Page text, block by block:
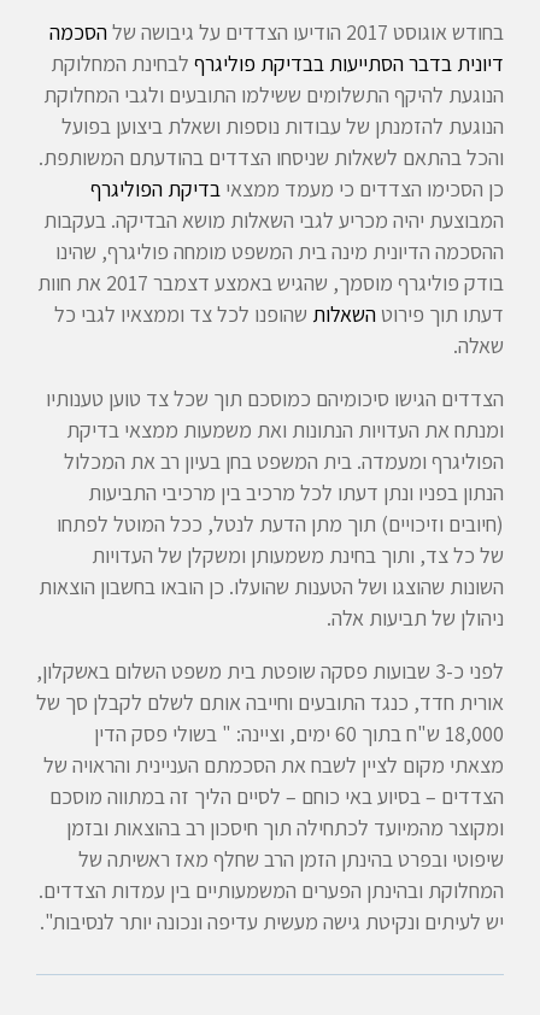
בחודש אוגוסט 2017 הודיעו הצדדים על גיבושה של
הסכמה
דיונית בדבר הסתייעות בבדיקת פוליגרף לבחינת המחלוקת
הנוגעת להיקף התשלומים ששילמו התובעים ולגבי המחלוקת
הנוגעת להזמנתן של עבודות נוספות ושאלת ביצוען בפועל
והכל בהתאם לשאלות שניסחו הצדדים בהודעתם המשותפת.
כן הסכימו הצדדים כי מעמד ממצאי בדיקת הפוליגרף
המבוצעת יהיה מכריע לגבי השאלות מושא הבדיקה. בעקבות
ההסכמה הדיונית מינה בית המשפט מומחה פוליגרף, שהינו
בודק פוליגרף מוסמך, שהגיש באמצע דצמבר 2017 את חוות
דעתו תוך פירוט השאלות שהופנו לכל צד וממצאיו לגבי כל
שאלה.
הצדדים הגישו סיכומיהם כמוסכם תוך שכל צד טוען טענותיו
ומנתח את העדויות הנתונות ואת משמעות ממצאי בדיקת
הפוליגרף ומעמדה. בית המשפט בחן בעיון רב את המכלול
הנתון בפניו ונתן דעתו לכל מרכיב בין מרכיבי התביעות
(חיובים וזיכויים) תוך מתן הדעת לנטל, ככל המוטל לפתחו
של כל צד, ותוך בחינת משמעותן ומשקלן של העדויות
השונות שהוצגו ושל הטענות שהועלו. כן הובאו בחשבון הוצאות
ניהולן של תביעות אלה.
לפני כ-3 שבועות פסקה שופטת בית משפט השלום באשקלון,
אורית חדד, כנגד התובעים וחייבה אותם לשלם לקבלן סך של
18,000 ש"ח בתוך 60 ימים, וציינה: " בשולי פסק הדין
מצאתי מקום לציין לשבח את הסכמתם העניינית והראויה של
הצדדים – בסיוע באי כוחם – לסיים הליך זה במתווה מוסכם
ומקוצר מהמיועד לכתחילה תוך חיסכון רב בהוצאות ובזמן
שיפוטי ובפרט בהינתן הזמן הרב שחלף מאז ראשיתה של
המחלוקת ובהינתן הפערים המשמעותיים בין עמדות הצדדים.
יש לעיתים ונקיטת גישה מעשית עדיפה ונכונה יותר לנסיבות".